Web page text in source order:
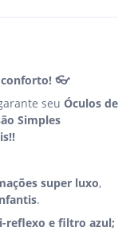
👓
seu Óculos de
Simples
super luxo,
.
reflexo e filtro azul;